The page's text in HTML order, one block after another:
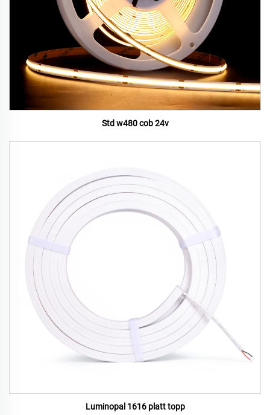
Std w480 cob 24v
Luminopal 1616 platt topp